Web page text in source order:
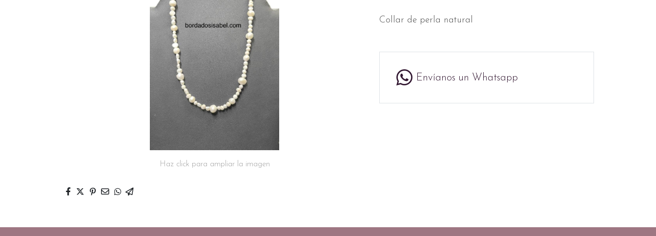
Haz click para ampliar la imagen
Collar de perla natural
Envíanos un Whatsapp